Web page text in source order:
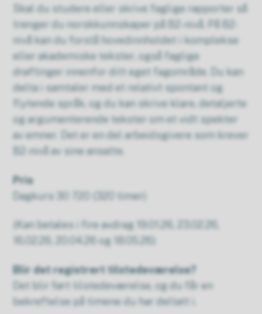
Skal du studere eller skrive faglige rapporter så
trenger du norskkunnskaper på B2-nivå. På B2-
nivå kan du forstå hovedinnholdet i komplekse
eller akademiske tekster, også faglige
drøftinger innenfor ditt eget fagområde. Du kan
delta i samtaler med et relativt spontant og
flytende språk, og du kan skrive klare, detaljerte
og argumenterende tekster om et vidt spekter
av emner. Det er en del arbeidsgivere som krever
B2-nivå av sine ansatte.
Pris
Dagkurs 30 720 (320 timer)
(Kan betales i fire avdrag 19.01.26, 23.02.26,
16.02.26, 20.04.26 og 18.05.26)
Blir det registrert tilstedeværelse?
Det blir ført tilstedeværelse, og du får en
bekreftelse på timene du har deltatt i.